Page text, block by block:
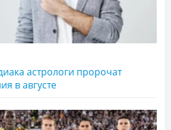
астрологи пророчат
в августе